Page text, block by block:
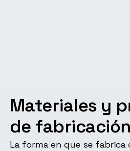
Materiales y
de fabricación
La forma en que se